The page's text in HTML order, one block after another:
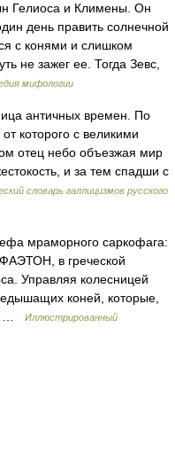
Гелиоса и Климены. Он
день править солнечной
с конями и слишком
не зажег ее. Тогда Зевс,
мифологии
античных времен. По
которого с великими
отец небо объезжая мир
и за тем спадши с
словарь галлицизмов русского
мраморного саркофага:
в греческой
Управляя колесницей
коней, которые,
…
Иллюстрированный